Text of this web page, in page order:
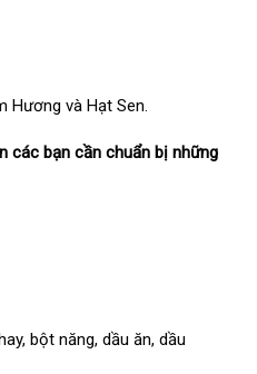
Hương và Hạt Sen.
các bạn cần chuẩn bị những
bột năng, dầu ăn, dầu